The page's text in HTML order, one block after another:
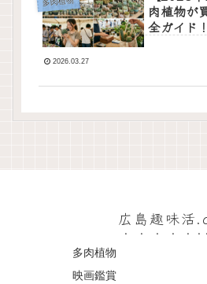
肉植物が
全ガイド！
2026.03.27
広島趣味活
多肉植物
映画鑑賞